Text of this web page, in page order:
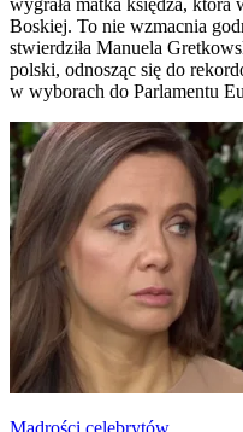
Boskiej. To nie wzmacnia
stwierdziła Manuela
polski, odnosząc się do
w wyborach do Parlamentu
Mądrości celebrytów